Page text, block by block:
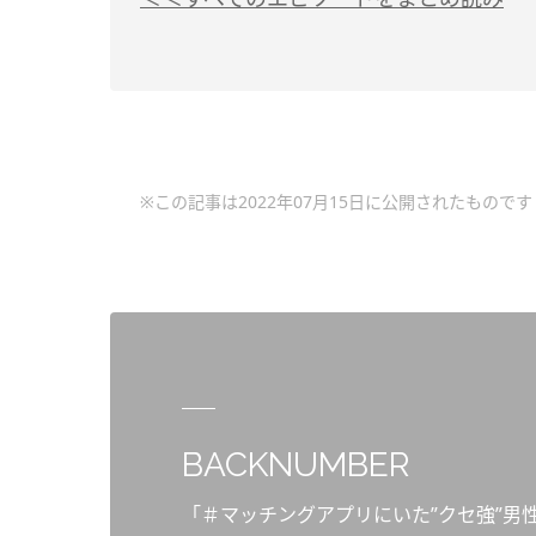
※この記事は2022年07月15日に公開されたものです
BACKNUMBER
「＃マッチングアプリにいた”クセ強”男